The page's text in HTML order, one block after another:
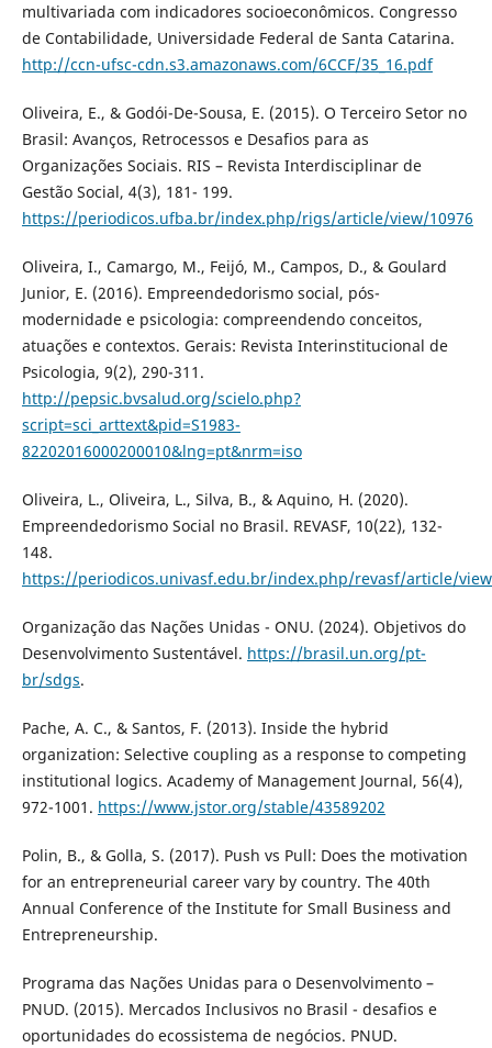
multivariada com indicadores socioeconômicos. Congresso
de Contabilidade, Universidade Federal de Santa Catarina.
http://ccn-ufsc-cdn.s3.amazonaws.com/6CCF/35_16.pdf
Oliveira, E., & Godói-De-Sousa, E. (2015). O Terceiro Setor no
Brasil: Avanços, Retrocessos e Desafios para as
Organizações Sociais. RIS – Revista Interdisciplinar de
Gestão Social, 4(3), 181- 199.
https://periodicos.ufba.br/index.php/rigs/article/view/10976
Oliveira, I., Camargo, M., Feijó, M., Campos, D., & Goulard
Junior, E. (2016). Empreendedorismo social, pós-
modernidade e psicologia: compreendendo conceitos,
atuações e contextos. Gerais: Revista Interinstitucional de
Psicologia, 9(2), 290-311.
http://pepsic.bvsalud.org/scielo.php?
script=sci_arttext&pid=S1983-
82202016000200010&lng=pt&nrm=iso
Oliveira, L., Oliveira, L., Silva, B., & Aquino, H. (2020).
Empreendedorismo Social no Brasil. REVASF, 10(22), 132-
148.
https://periodicos.univasf.edu.br/index.php/revasf/article/
Organização das Nações Unidas - ONU. (2024). Objetivos do
Desenvolvimento Sustentável. https://brasil.un.org/pt-
br/sdgs.
Pache, A. C., & Santos, F. (2013). Inside the hybrid
organization: Selective coupling as a response to competing
institutional logics. Academy of Management Journal, 56(4),
972-1001. https://www.jstor.org/stable/43589202
Polin, B., & Golla, S. (2017). Push vs Pull: Does the motivation
for an entrepreneurial career vary by country. The 40th
Annual Conference of the Institute for Small Business and
Entrepreneurship.
Programa das Nações Unidas para o Desenvolvimento –
PNUD. (2015). Mercados Inclusivos no Brasil - desafios e
oportunidades do ecossistema de negócios. PNUD.